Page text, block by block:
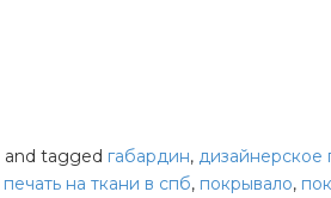
and tagged габардин, дизайнерское
печать на ткани в спб, покрывало,